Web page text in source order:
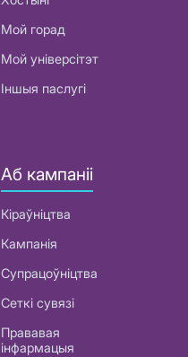
Мой горад
Мой універсітэт
Іншыя паслугі
Аб кампаніі
Кіраўніцтва
Кампанія
Супрацоўніцтва
Сеткі сувязі
Прававая
інфармацыя